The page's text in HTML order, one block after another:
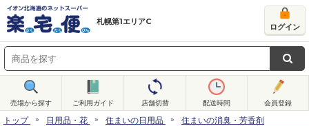
札幌第1エリアC
ログイン
売場から探す ご利用ガイド 店舗切替 配送時間 会員登録
トップ 日用品・花 住まいの日用品 住まいの消臭・芳香剤